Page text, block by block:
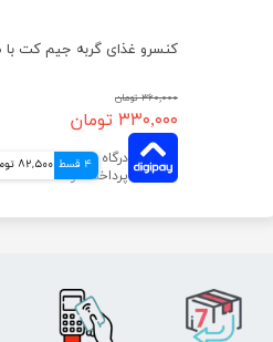
۳۶۰,۰۰۰ تومان
۳۳۰,۰۰۰ تومان
4 قسط 82,500 تومانی